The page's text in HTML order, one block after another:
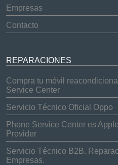
Empresas
Contacto
REPARACIONES
Compra tu móvil
Service Center
Servicio Técnico Oficial Oppo
Phone Service Center es
Provider
Servicio Técnico B2B.
Empresas.